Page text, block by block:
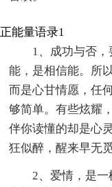
正能量语录1
1、成功与否
能，是相信能。所
而是心甘情愿，任
够简单。有些炫耀
伴你读懂的却是心
狂似醉，醒来早无觅
2、爱情，是